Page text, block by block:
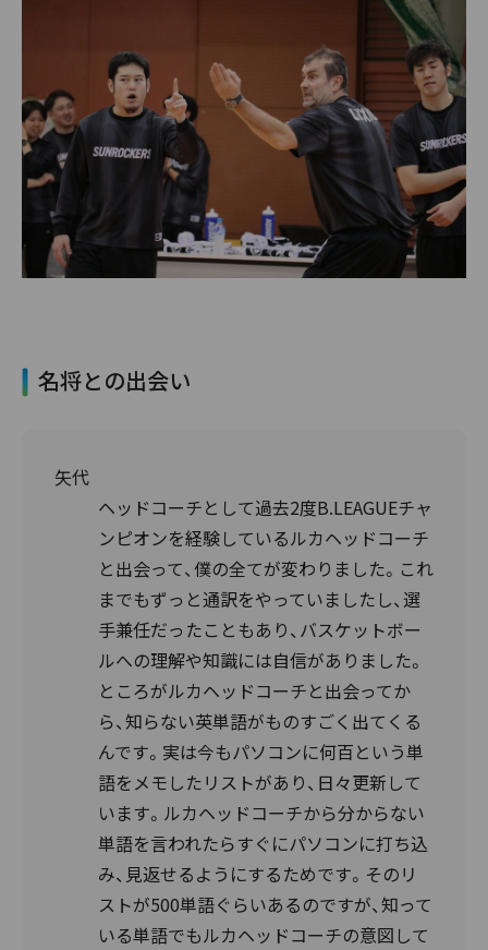
名将との出会い
矢代
ヘッドコーチとして過去2度B.LEAGUEチャ
ンピオンを経験しているルカヘッドコーチ
と出会って、僕の全てが変わりました。これ
までもずっと通訳をやっていましたし、選
手兼任だったこともあり、バスケットボー
ルへの理解や知識には自信がありました。
ところがルカヘッドコーチと出会ってか
ら、知らない英単語がものすごく出てくる
んです。実は今もパソコンに何百という単
語をメモしたリストがあり、日々更新して
います。ルカヘッドコーチから分からない
単語を言われたらすぐにパソコンに打ち込
み、見返せるようにするためです。そのリ
ストが500単語ぐらいあるのですが、知って
いる単語でもルカヘッドコーチの意図して